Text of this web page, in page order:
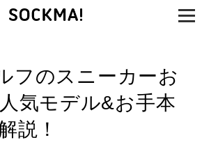
フのスニーカーお
気モデル&お手本
説！